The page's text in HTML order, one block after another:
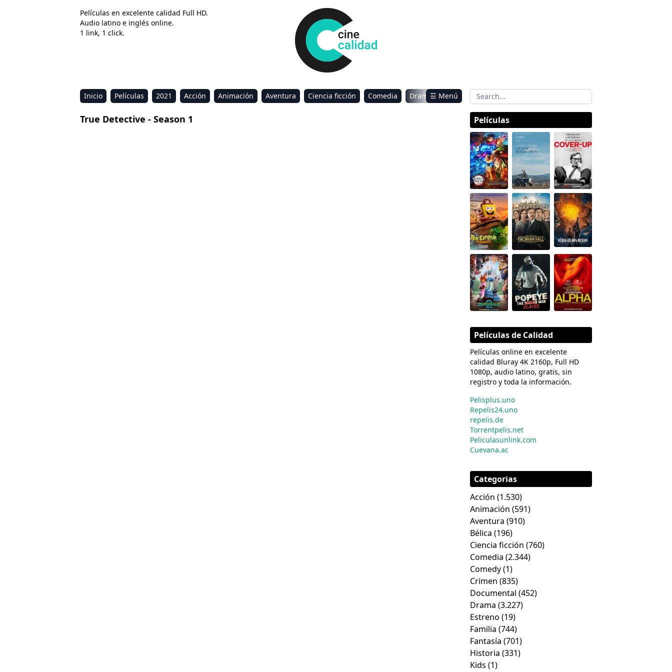
Películas en excelente calidad Full HD.
Audio latino e inglés online.
1 link, 1 click.
Inicio Películas 2021 Acción Animación Aventura Ciencia ficción Comedia
Drama
Estreno
Kids Música Reality
☰ Menú
True Detective - Season 1 Películas
Películas de Calidad
Películas online en excelente
calidad Bluray 4K 2160p, Full HD
1080p, audio latino, gratis, sin
registro y toda la información.
Pelisplus.uno
Repelis24.uno
repelis.de
Torrentpelis.net
Peliculasunlink.com
Cuevana.ac
Categorias
Acción (1.530)
Animación (591)
Aventura (910)
Bélica (196)
Ciencia ficción (760)
Comedia (2.344)
Comedy(1)
Crimen (835)
Documental (452)
Drama (3.227)
Estreno (19)
Familia (744)
Fantasía (701)
Historia (331)
Kids (1)